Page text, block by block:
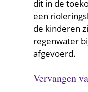
dit in de
een
de kinderen
regenwater
afgevoerd.
Vervangen